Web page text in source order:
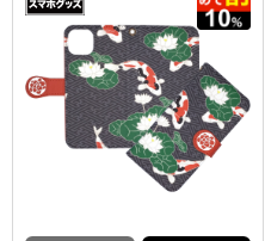
るため印刷面に傷がつきません。
側面には印刷を行わないためご注
意ください。
エディタでの画像作成時のご注
意：
透過画像（背景が透明な画像）を
使用しないようお願いします。
プリントエリア全面にデザイン入
れないと、表面素材を貼り付けて